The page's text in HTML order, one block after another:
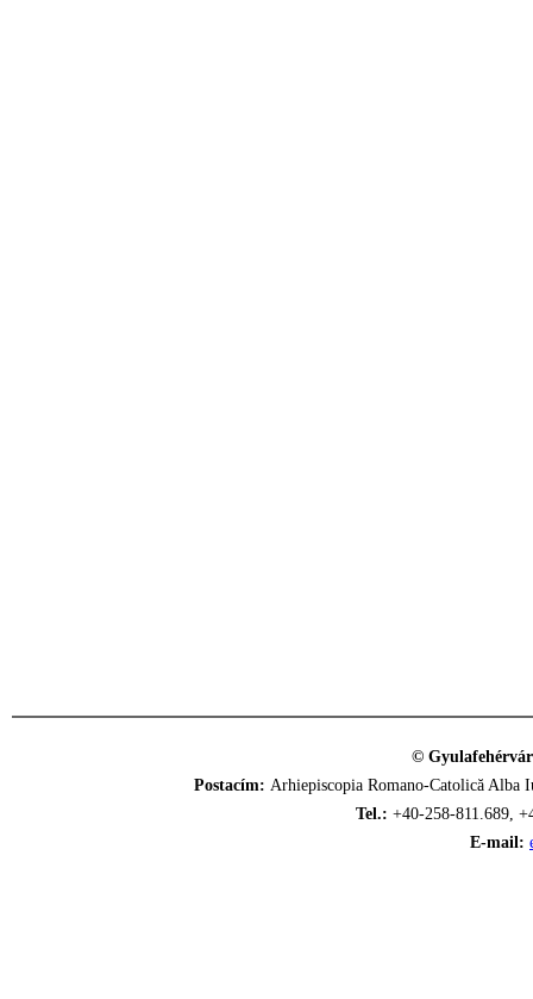
©
Postacím: Arhiepiscopia Romano-Catolică
Tel.: +40-258-811.689,
E-mail: